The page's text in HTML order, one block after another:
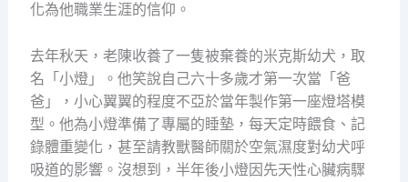
化為他職業生涯的信仰。
去年秋天，老陳收養了一隻被棄養的米克斯幼犬，取
名「小燈」。他笑說自己六十多歲才第一次當「爸
爸」，小心翼翼的程度不亞於當年製作第一座燈塔模
型。他為小燈準備了專屬的睡墊，每天定時餵食、記
錄體重變化，甚至請教獸醫師關於空氣濕度對幼犬呼
吸道的影響。沒想到，半年後小燈因先天性心臟病驟